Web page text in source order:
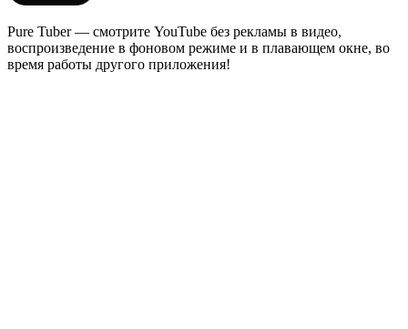
Pure Tuber — смотрите YouTube без рекламы в видео,
воспроизведение в фоновом режиме и в плавающем окне, во
время работы другого приложения!